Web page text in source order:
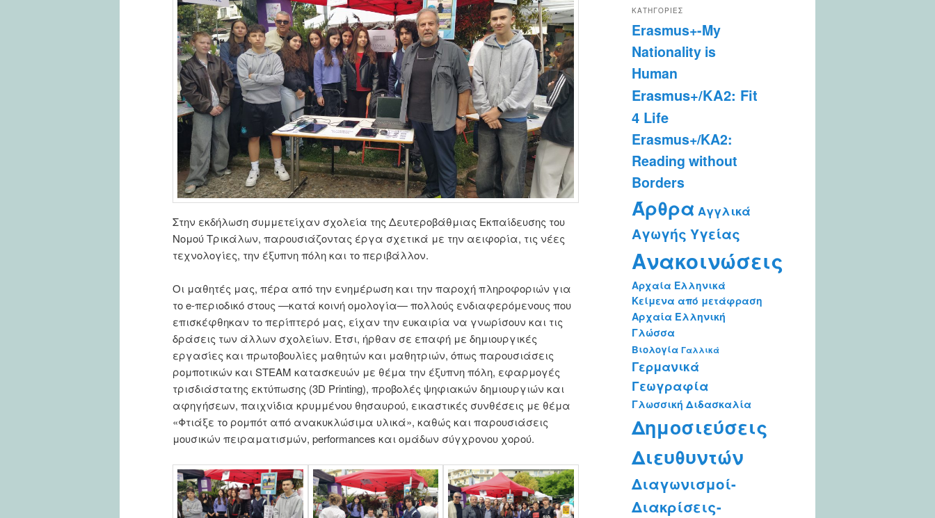
Στην εκδήλωση συμμετείχαν σχολεία της Δευτεροβάθμιας Εκπαίδευσης του
Νομού Τρικάλων, παρουσιάζοντας έργα σχετικά με την αειφορία, τις νέες
τεχνολογίες, την έξυπνη πόλη και το περιβάλλον.
Οι μαθητές μας, πέρα από την ενημέρωση και την παροχή πληροφοριών για
το e-περιοδικό στους —κατά κοινή ομολογία— πολλούς ενδιαφερόμενους που
επισκέφθηκαν το περίπτερό μας, είχαν την ευκαιρία να γνωρίσουν και τις
δράσεις των άλλων σχολείων. Έτσι, ήρθαν σε επαφή με δημιουργικές
εργασίες και πρωτοβουλίες μαθητών και μαθητριών, όπως παρουσιάσεις
ρομποτικών και STEAM κατασκευών με θέμα την έξυπνη πόλη, εφαρμογές
τρισδιάστατης εκτύπωσης (3D Printing), προβολές ψηφιακών δημιουργιών και
αφηγήσεων, παιχνίδια κρυμμένου θησαυρού, εικαστικές συνθέσεις με θέμα
«Φτιάξε το ρομπότ από ανακυκλώσιμα υλικά», καθώς και παρουσιάσεις
μουσικών πειραματισμών, performances και ομάδων σύγχρονου χορού.
r
h
ΚΑΤΗΓΟΡΊΕΣ
Erasmus+-My
Nationality is
Human
Erasmus+/KA2: Fit
4 Life
Erasmus+/KA2:
Reading without
Borders
Άρθρα Αγγλικά
Αγωγής Υγείας
Ανακοινώσεις
Αρχαία Ελληνικά
Κείμενα από μετάφραση
Αρχαία Ελληνική
Γλώσσα
Βιολογία Γαλλικά
Γερμανικά
Γεωγραφία
Γλωσσική Διδασκαλία
Δημοσιεύσεις
Διευθυντών
Διαγωνισμοί-
Διακρίσεις-